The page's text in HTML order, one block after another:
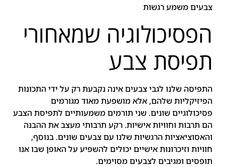
צבעים משמע רגשות
הפסיכולוגיה שמאחורי
תפיסת צבע
התפיסה שלנו לגבי צבעים אינה נקבעת רק על ידי התכונות
הפיזיקליות שלהם, אלא מושפעת מאוד מגורמים
פסיכולוגיים שונים. שני תורמים משמעותיים לתפיסת הצבע
הם תרבות וחוויות אישיות. רקע תרבותי מעצב את ההבנה
והאסוציאציות הרגשיות שלנו עם צבעים שונים. בנוסף,
חוויות וזיכרונות אישיים יכולים להשפיע על האופן שבו אנו
תופסים ומגיבים לצבעים מסוימים.